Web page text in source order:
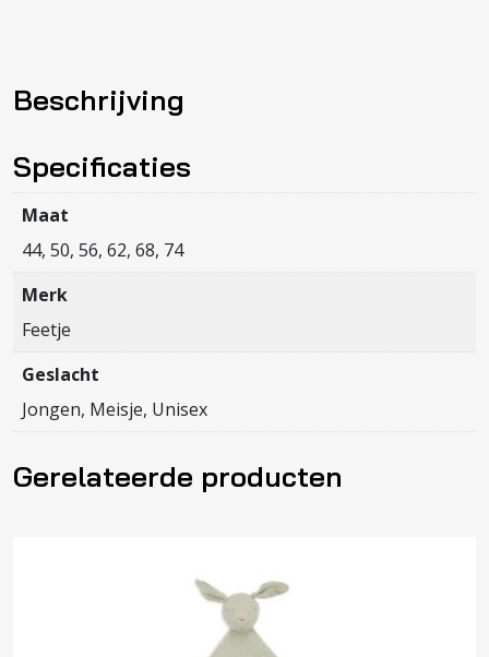
The
is
in
You
aantal
Beschrijving
Specificaties
Maat
44, 50, 56, 62, 68, 74
Merk
Feetje
Geslacht
Jongen, Meisje, Unisex
Gerelateerde producten